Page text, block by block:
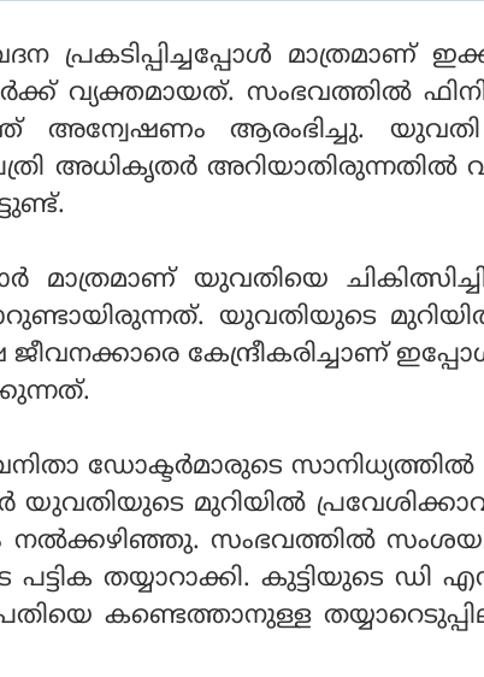
മാത്രമാണ്
വ്യക്തമായത്. സംഭവത്തിൽ
അന്വേഷണം ആരംഭിച്ചു.
അധികൃതർ അറിയാതിരുന്നതിൽ
മാത്രമാണ് യുവതിയെ
യുവതിയുടെ
കേന്ദ്രീകരിച്ചാണ്
ഡോക്ടർമാരുടെ സാനിധ്യത്തിൽ
യുവതിയുടെ മുറിയിൽ
നൽക്കഴിഞ്ഞു. സംഭവത്തിൽ
തയ്യാറാക്കി. കുട്ടിയുടെ ഡി
കണ്ടെത്താനുള്ള